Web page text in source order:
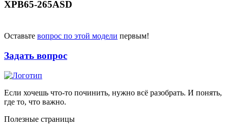
XPB65-265ASD
Оставьте вопрос по этой модели первым!
Задать вопрос
Если хочешь что-то починить, нужно всё разобрать. И понять,
где то, что важно.
Полезные страницы